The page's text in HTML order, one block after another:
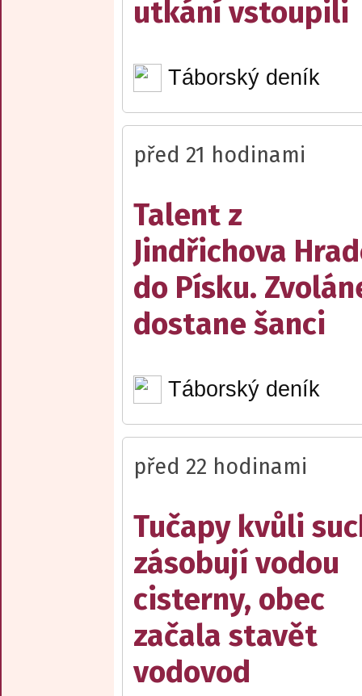
utkání vstoupili
Táborský deník
před 21 hodinami
Talent z
Jindřichova
do Písku.
dostane šanci
Táborský deník
před 22 hodinami
Tučapy kvůli
zásobují vodou
cisterny, obec
začala stavět
vodovod